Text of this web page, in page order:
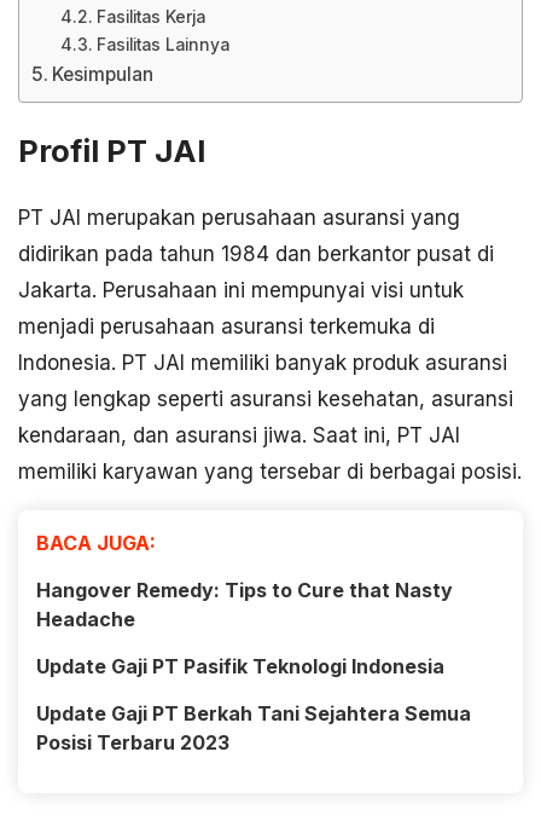
Fasilitas Kerja
Fasilitas Lainnya
Kesimpulan
Profil PT JAI
PT JAI merupakan perusahaan asuransi yang
didirikan pada tahun 1984 dan berkantor pusat di
Jakarta. Perusahaan ini mempunyai visi untuk
menjadi perusahaan asuransi terkemuka di
Indonesia. PT JAI memiliki banyak produk asuransi
yang lengkap seperti asuransi kesehatan, asuransi
kendaraan, dan asuransi jiwa. Saat ini, PT JAI
memiliki karyawan yang tersebar di berbagai posisi.
BACA JUGA:
Hangover Remedy: Tips to Cure that Nasty
Headache
Update Gaji PT Pasifik Teknologi Indonesia
Update Gaji PT Berkah Tani Sejahtera Semua
Posisi Terbaru 2023